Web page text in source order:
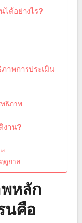
ได้อย่างไร?
าพการประเมิน
ทธิภาพ
งาน?
ดูกาล
หลัก
นคือ